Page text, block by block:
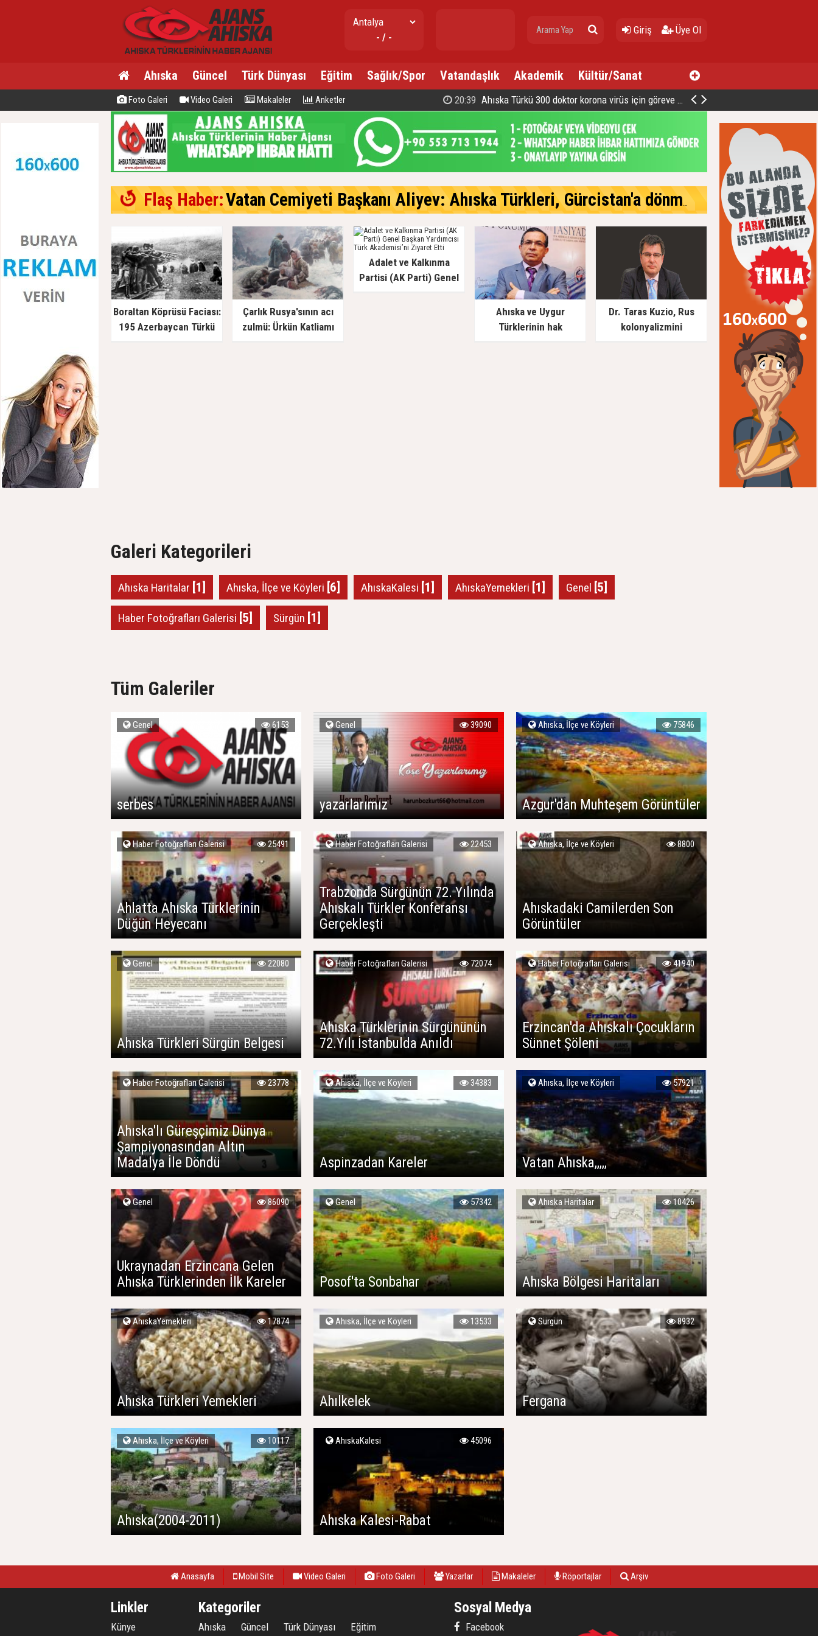
- / -
Giriş Üye Ol
Ahıska Güncel Türk Dünyası Eğitim Sağlık/Spor Vatandaşlık Akademik Kültür/Sanat
Foto Galeri Video Galeri Makaleler Anketler 20:39 Ahıska Türkü 300 doktor korona virüs için göreve hazır
Flaş Haber:Vatan Cemiyeti Başkanı Aliyev: Ahıska Türkleri, Gürcistan'a dönmek istiyor
Boraltan Köprüsü Faciası:
195 Azerbaycan Türkü
Çarlık Rusya'sının acı
zulmü: Ürkün Katliamı
Adalet ve Kalkınma
Partisi (AK Parti) Genel
Ahıska ve Uygur
Türklerinin hak
Dr. Taras Kuzio, Rus
kolonyalizmini
Galeri Kategorileri
Ahıska Haritalar [1] Ahıska, İlçe ve Köyleri [6] AhıskaKalesi [1] AhıskaYemekleri [1] Genel [5]
Haber Fotoğrafları Galerisi [5] Sürgün [1]
Tüm Galeriler
serbes
Genel 6153
yazarlarımız
Genel 39090
Azgur'dan Muhteşem Görüntüler
Ahıska, İlçe ve Köyleri 75846
Ahlatta Ahıska Türklerinin
Düğün Heyecanı
Haber Fotoğrafları Galerisi 25491
Trabzonda Sürgünün 72. Yılında
Ahıskalı Türkler Konferansı
Gerçekleşti
Haber Fotoğrafları Galerisi 22453
Ahıskadaki Camilerden Son
Görüntüler
Ahıska, İlçe ve Köyleri 8800
Ahıska Türkleri Sürgün Belgesi
Genel 22080
Ahıska Türklerinin Sürgününün
72.Yılı İstanbulda Anıldı
Haber Fotoğrafları Galerisi 72074
Erzincan'da Ahıskalı Çocukların
Sünnet Şöleni
Haber Fotoğrafları Galerisi 41940
Ahıska'lı Güreşçimiz Dünya
Şampiyonasından Altın
Madalya İle Döndü
Haber Fotoğrafları Galerisi 23778
Aspinzadan Kareler
Ahıska, İlçe ve Köyleri 34383
Vatan Ahıska,,,,,
Ahıska, İlçe ve Köyleri 57921
Ukraynadan Erzincana Gelen
Ahıska Türklerinden İlk Kareler
Genel 86090
Posof'ta Sonbahar
Genel 57342
Ahıska Bölgesi Haritaları
Ahıska Haritalar 10426
Ahıska Türkleri Yemekleri
AhıskaYemekleri 17874
Ahılkelek
Ahıska, İlçe ve Köyleri 13533
Fergana
Sürgün 8932
Ahıska(2004-2011)
Ahıska, İlçe ve Köyleri 10117
Ahıska Kalesi-Rabat
AhıskaKalesi 45096
Anasayfa Mobil Site Video Galeri Foto Galeri Yazarlar Makaleler Röportajlar Arşiv
Linkler
Künye
Kategoriler
Ahıska Güncel Türk Dünyası Eğitim
Sosyal Medya
Facebook